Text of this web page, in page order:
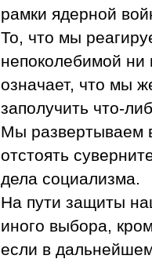
рамки ядерной
То, что мы
непоколебимой ни
означает, что мы
заполучить что-
Мы развертываем
отстоять
дела социализма.
На пути защиты
иного выбора,
если в